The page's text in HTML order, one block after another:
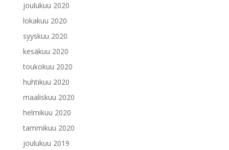
joulukuu 2020
lokakuu 2020
syyskuu 2020
kesäkuu 2020
toukokuu 2020
huhtikuu 2020
maaliskuu 2020
helmikuu 2020
tammikuu 2020
joulukuu 2019